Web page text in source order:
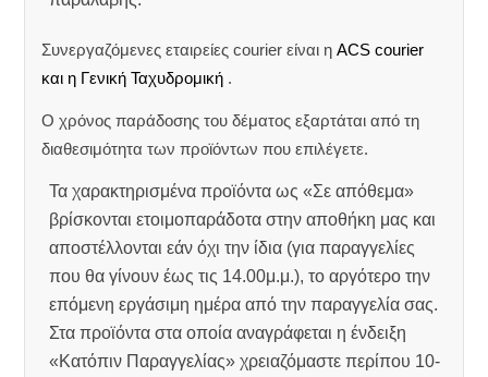
Συνεργαζόμενες εταιρείες courier είναι ηACS courier
και η Γενική Ταχυδρομική .
Ο χρόνος παράδοσης του δέματος εξαρτάται από τη
διαθεσιμότητα των προϊόντων που επιλέγετε.
Τα χαρακτηρισμένα προϊόντα ως «Σε απόθεμα»
βρίσκονται ετοιμοπαράδοτα στην αποθήκη μας και
αποστέλλονται εάν όχι την ίδια (για παραγγελίες
που θα γίνουν έως τις 14.00μ.μ.), το αργότερο την
επόμενη εργάσιμη ημέρα από την παραγγελία σας.
Στα προϊόντα στα οποία αναγράφεται η ένδειξη
«Κατόπιν Παραγγελίας» χρειαζόμαστε περίπου 10-